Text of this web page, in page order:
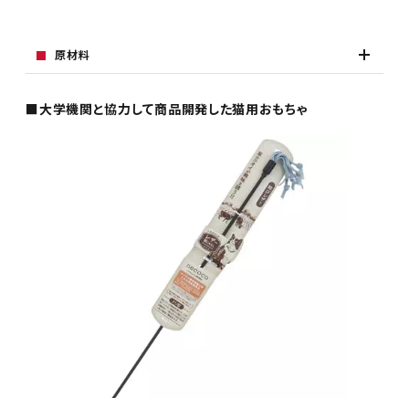
原材料
■大学機関と協力して商品開発した猫用おもちゃ